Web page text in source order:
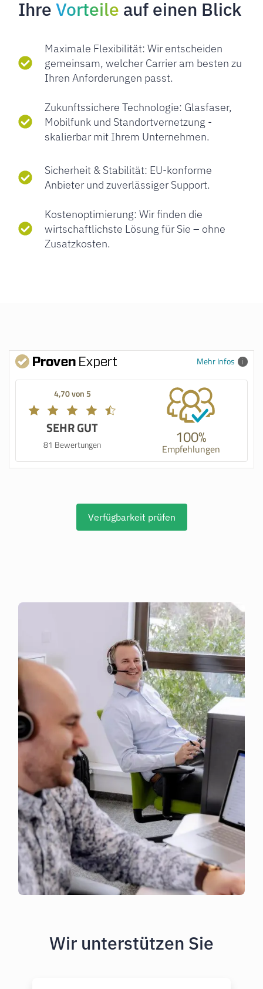
IhreVorteile auf einen Blick
Maximale Flexibilität: Wir entscheiden
gemeinsam, welcher Carrier am besten zu
Ihren Anforderungen passt.
Zukunftssichere Technologie: Glasfaser,
Mobilfunk und Standortvernetzung -
skalierbar mit Ihrem Unternehmen.
Sicherheit & Stabilität: EU-konforme
Anbieter und zuverlässiger Support.
Kostenoptimierung: Wir finden die
wirtschaftlichste Lösung für Sie – ohne
Zusatzkosten.
Mehr Infos
4,70 von 5
SEHR GUT
81 Bewertungen 100%
Empfehlungen
Verfügbarkeit prüfen
Wir unterstützen Sie